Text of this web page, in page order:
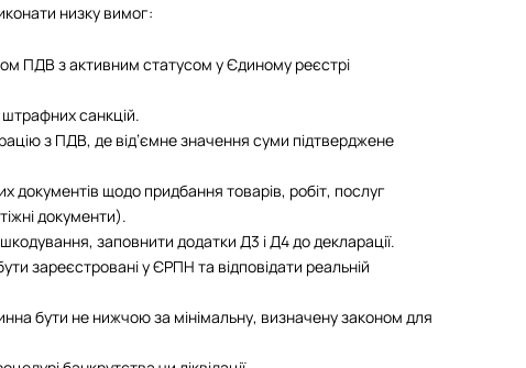
низку вимог:
ПДВ з активним статусом у Єдиному реєстрі
санкцій.
з ПДВ, де від’ємне значення суми підтверджене
документів щодо придбання товарів, робіт, послуг
документи).
заповнити додатки Д3 і Д4 до декларації.
зареєстровані у ЄРПН та відповідати реальній
бути не нижчою за мінімальну, визначену законом для